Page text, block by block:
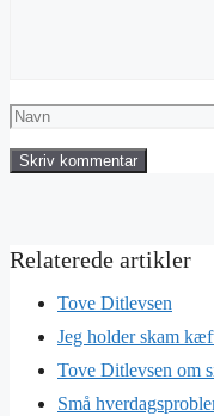
Navn
Tove Ditlevsen
Jeg holder skam
Tove Ditlevsen om
Små